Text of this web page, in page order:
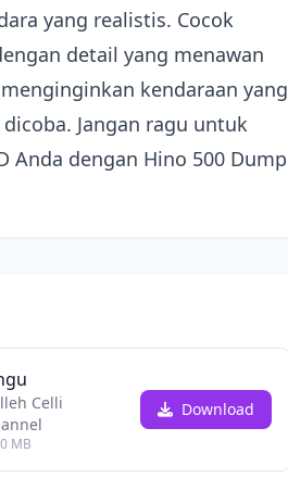
yang realistis. Cocok
detail yang menawan
kendaraan yang
Jangan ragu untuk
Anda dengan Hino 500 Dump
Celli
MB
Download